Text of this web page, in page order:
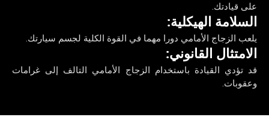
على قيادتك.‏
‏السلامة الهيكلية:‏
‏يلعب الزجاج الأمامي دورا مهما في القوة الكلية لجسم سيارتك.‏
‏الامتثال القانوني:‏
‏قد تؤدي القيادة باستخدام الزجاج الأمامي التالف إلى غرامات
وعقوبات.‏